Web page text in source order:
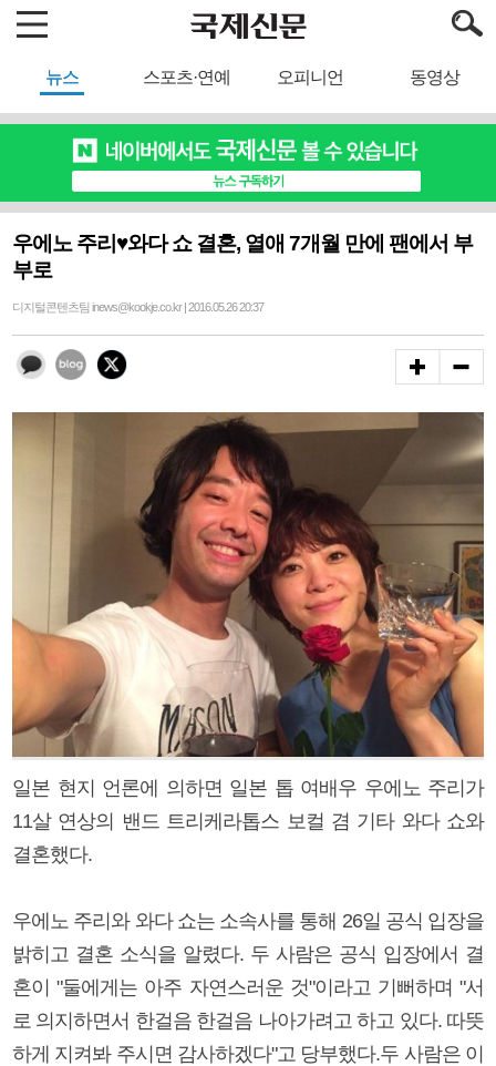
뉴스 스포츠·연예 오피니언 동영상
우에노 주리♥와다 쇼 결혼, 열애 7개월 만에 팬에서 부
부로
디지털콘텐츠팀 inews@kookje.co.kr | 2016.05.26 20:37
일본 현지 언론에 의하면 일본 톱 여배우 우에노 주리가
11살 연상의 밴드 트리케라톱스 보컬 겸 기타 와다 쇼와
결혼했다.
우에노 주리와 와다 쇼는 소속사를 통해 26일 공식 입장을
밝히고 결혼 소식을 알렸다. 두 사람은 공식 입장에서 결
혼이 "둘에게는 아주 자연스러운 것"이라고 기뻐하며 "서
로 의지하면서 한걸음 한걸음 나아가려고 하고 있다. 따뜻
하게 지켜봐 주시면 감사하겠다"고 당부했다.두 사람은 이